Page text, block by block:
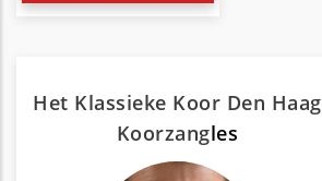
Het Klassieke Koor Den Haag
Koorzangles